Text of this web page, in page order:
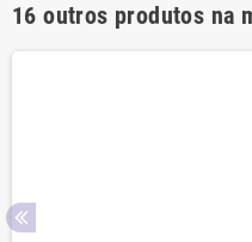
16 outros produtos na